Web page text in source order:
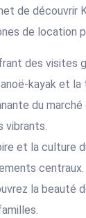
de découvrir
de location
des visites
kayak et la
du
vibrants.
et la culture
centraux.
la beauté